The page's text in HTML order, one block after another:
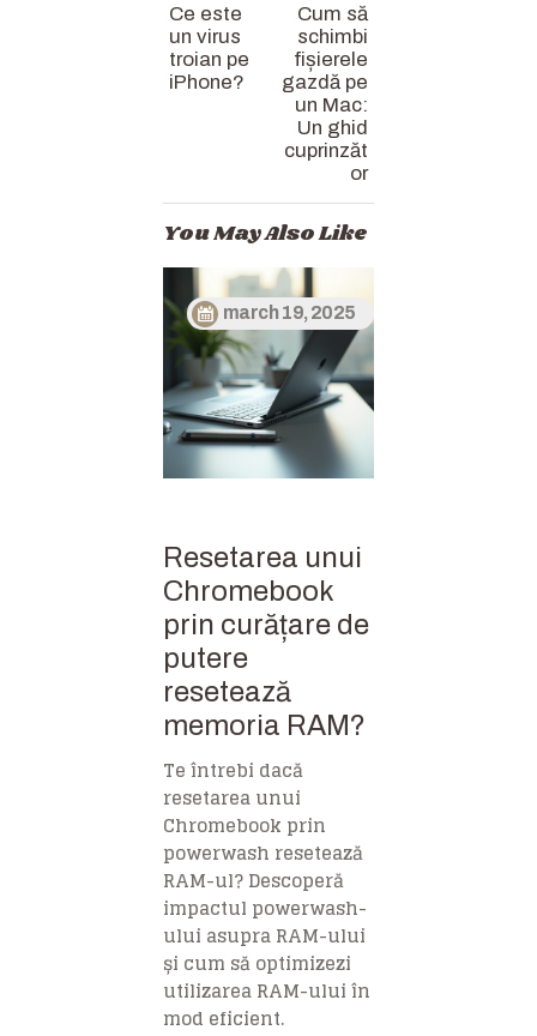
Ce este
un virus
troian pe
iPhone?
Cum să
schimbi
fișierele
gazdă pe
un Mac:
Un ghid
cuprinzăt
or
You May Also Like
march 19, 2025
Resetarea unui
Chromebook
prin curățare de
putere
resetează
memoria RAM?
Te întrebi dacă
resetarea unui
Chromebook prin
powerwash resetează
RAM-ul? Descoperă
impactul powerwash-
ului asupra RAM-ului
și cum să optimizezi
utilizarea RAM-ului în
mod eficient.